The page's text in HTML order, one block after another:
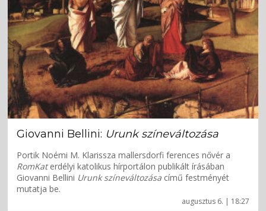
augusztus 6. | 18:27
Giovanni Bellini: Urunk színeváltozása
Portik Noémi M. Klarissza mallersdorfi ferences nővér a
RomKaterdélyi katolikus hírportálon publikált írásában
Giovanni Bellini Urunk színeváltozása című festményét
mutatja be.